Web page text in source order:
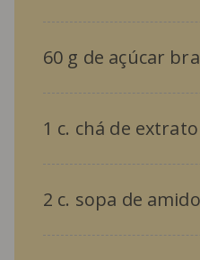
60 g de açúcar
1 c. chá de
2 c. sopa de